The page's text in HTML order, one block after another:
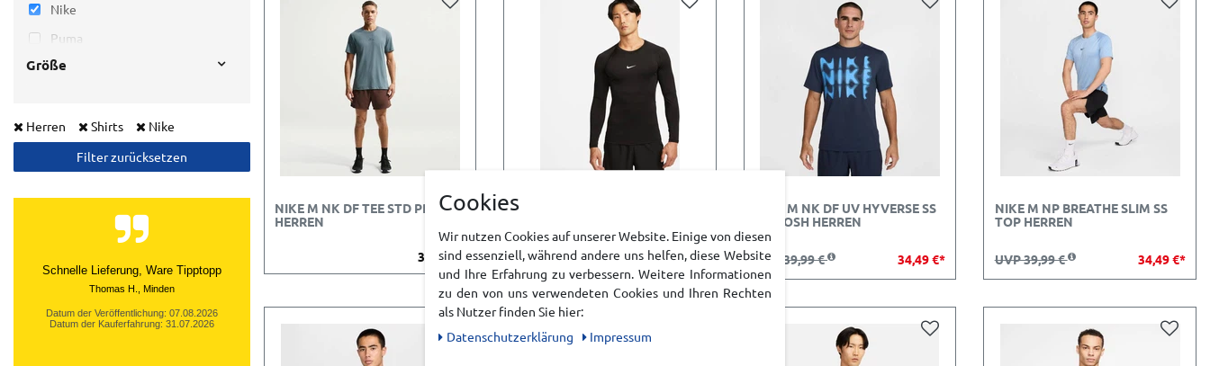
Nike
Puma
Under Armour
Größe
Herren Shirts
Nike
Filter zurücksetzen
NIKE M NK DF TEE STD PRO
HERREN
37,99 €*
NIKE M NP DF TIGHT TOP LS
UVP 39,99 € 34,49 €*
NIKE M NK DF UV HYVERSE SS
SWOOSH HERREN
UVP 39,99 € 34,49 €*
NIKE M NP BREATHE SLIM SS
TOP HERREN
UVP 39,99 € 34,49 €*
Schnelle Lieferung, Ware Tipptopp
Thomas H., Minden
Datum der Veröffentlichung: 07.08.2026
Datum der Kauferfahrung: 31.07.2026
Cookies
Wir nutzen Cookies auf unserer Website. Einige von diesen
sind essenziell, während andere uns helfen, diese Website
und Ihre Erfahrung zu verbessern. Weitere Informationen
zu den von uns verwendeten Cookies und Ihren Rechten
als Nutzer finden Sie hier:
Daten­schutz­erklärung
Impressum